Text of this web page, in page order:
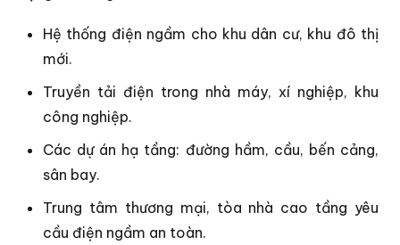
Hệ thống điện ngầm cho khu dân cư, khu đô thị
mới.
Truyền tải điện trong nhà máy, xí nghiệp, khu
công nghiệp.
Các dự án hạ tầng: đường hầm, cầu, bến cảng,
sân bay.
Trung tâm thương mại, tòa nhà cao tầng yêu
cầu điện ngầm an toàn.